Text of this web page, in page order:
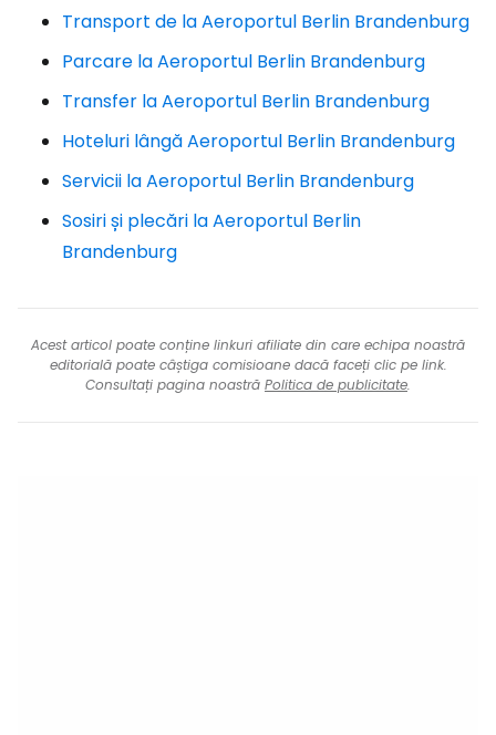
Transport de la Aeroportul Berlin Brandenburg
Parcare la Aeroportul Berlin Brandenburg
Transfer la Aeroportul Berlin Brandenburg
Hoteluri lângă Aeroportul Berlin Brandenburg
Servicii la Aeroportul Berlin Brandenburg
Sosiri și plecări la Aeroportul Berlin
Brandenburg
Acest articol poate conține linkuri afiliate din care echipa noastră
editorială poate câștiga comisioane dacă faceți clic pe link.
Consultați pagina noastră Politica de publicitate.